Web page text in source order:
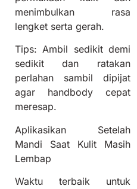
menimbulkan rasa
lengket serta gerah.
Tips: Ambil sedikit demi
sedikit dan ratakan
perlahan sambil dipijat
agar handbody cepat
meresap.
Aplikasikan Setelah
Mandi Saat Kulit Masih
Lembap
Waktu terbaik untuk